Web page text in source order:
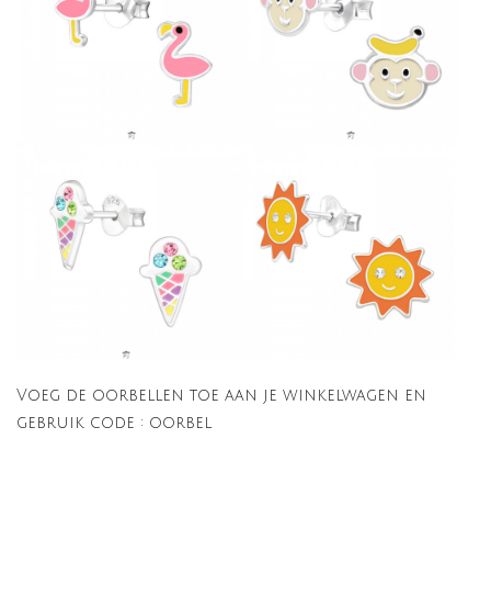
Voeg de oorbellen toe aan je winkelwagen en
gebruik code : oorbel